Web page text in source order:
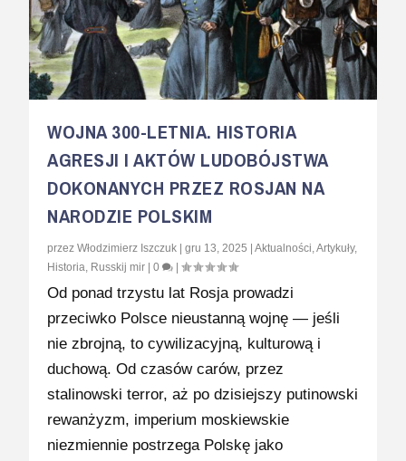
WOJNA 300-LETNIA. HISTORIA
AGRESJI I AKTÓW LUDOBÓJSTWA
DOKONANYCH PRZEZ ROSJAN NA
NARODZIE POLSKIM
przezWłodzimierz Iszczuk |gru 13, 2025 |Aktualności,Artykuły,
Historia, Russkij mir |0 |
Od ponad trzystu lat Rosja prowadzi
przeciwko Polsce nieustanną wojnę — jeśli
nie zbrojną, to cywilizacyjną, kulturową i
duchową. Od czasów carów, przez
stalinowski terror, aż po dzisiejszy putinowski
rewanżyzm, imperium moskiewskie
niezmiennie postrzega Polskę jako